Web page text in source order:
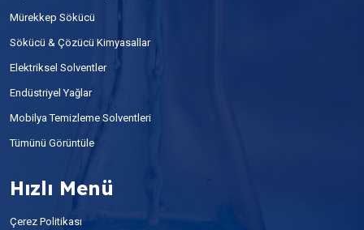
Mürekkep Sökücü
Sökücü & Çözücü Kimyasallar
Elektriksel Solventler
Endüstriyel Yağlar
Mobilya Temizleme Solventleri
Tümünü Görüntüle
Hızlı Menü
Çerez Politikası